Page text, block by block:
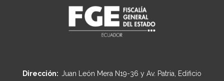
Dirección: Juan León Mera N19-36 y Av. Patria, Edificio